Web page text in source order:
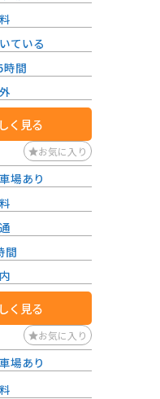
ている
時間
く見る
お気に入り
場あり
間
く見る
お気に入り
場あり